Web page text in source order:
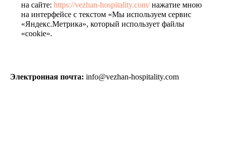
на сайте: https://vezhan-hospitality.com/нажатие мною
на интерфейсе с текстом «Мы используем сервис
«Яндекс.Метрика», который использует файлы
«cookie».
Электронная почта: info@vezhan-hospitality.com